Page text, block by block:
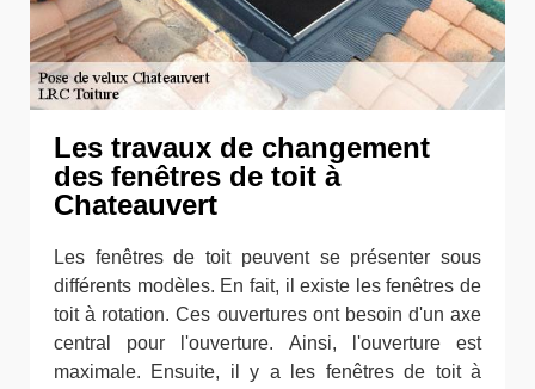
Les travaux de changement
des fenêtres de toit à
Chateauvert
Les fenêtres de toit peuvent se présenter sous
différents modèles. En fait, il existe les fenêtres de
toit à rotation. Ces ouvertures ont besoin d'un axe
central pour l'ouverture. Ainsi, l'ouverture est
maximale. Ensuite, il y a les fenêtres de toit à